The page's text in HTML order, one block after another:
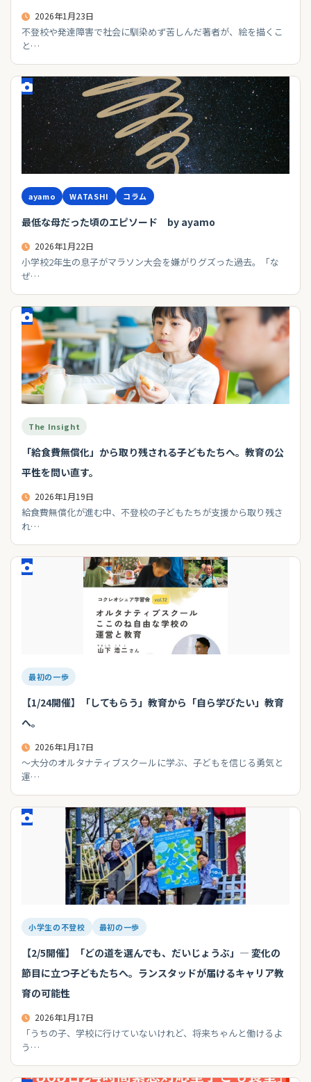
2026年1月23日
不登校や発達障害で社会に馴染めず苦しんだ著者が、絵を描くこ
と…
ayamo WATASHI コラム
最低な母だった頃のエピソード by ayamo
2026年1月22日
小学校2年生の息子がマラソン大会を嫌がりグズった過去。「な
ぜ…
The Insight
「給食費無償化」から取り残される子どもたちへ。教育の公
平性を問い直す。
2026年1月19日
給食費無償化が進む中、不登校の子どもたちが支援から取り残さ
れ…
最初の一歩
【1/24開催】「してもらう」教育から「自ら学びたい」教育
へ。
2026年1月17日
～大分のオルタナティブスクールに学ぶ、子どもを信じる勇気と
運…
小学生の不登校 最初の一歩
【2/5開催】「どの道を選んでも、だいじょうぶ」— 変化の
節目に立つ子どもたちへ。ランスタッドが届けるキャリア教
育の可能性
2026年1月17日
「うちの子、学校に行けていないけれど、将来ちゃんと働けるよ
う…